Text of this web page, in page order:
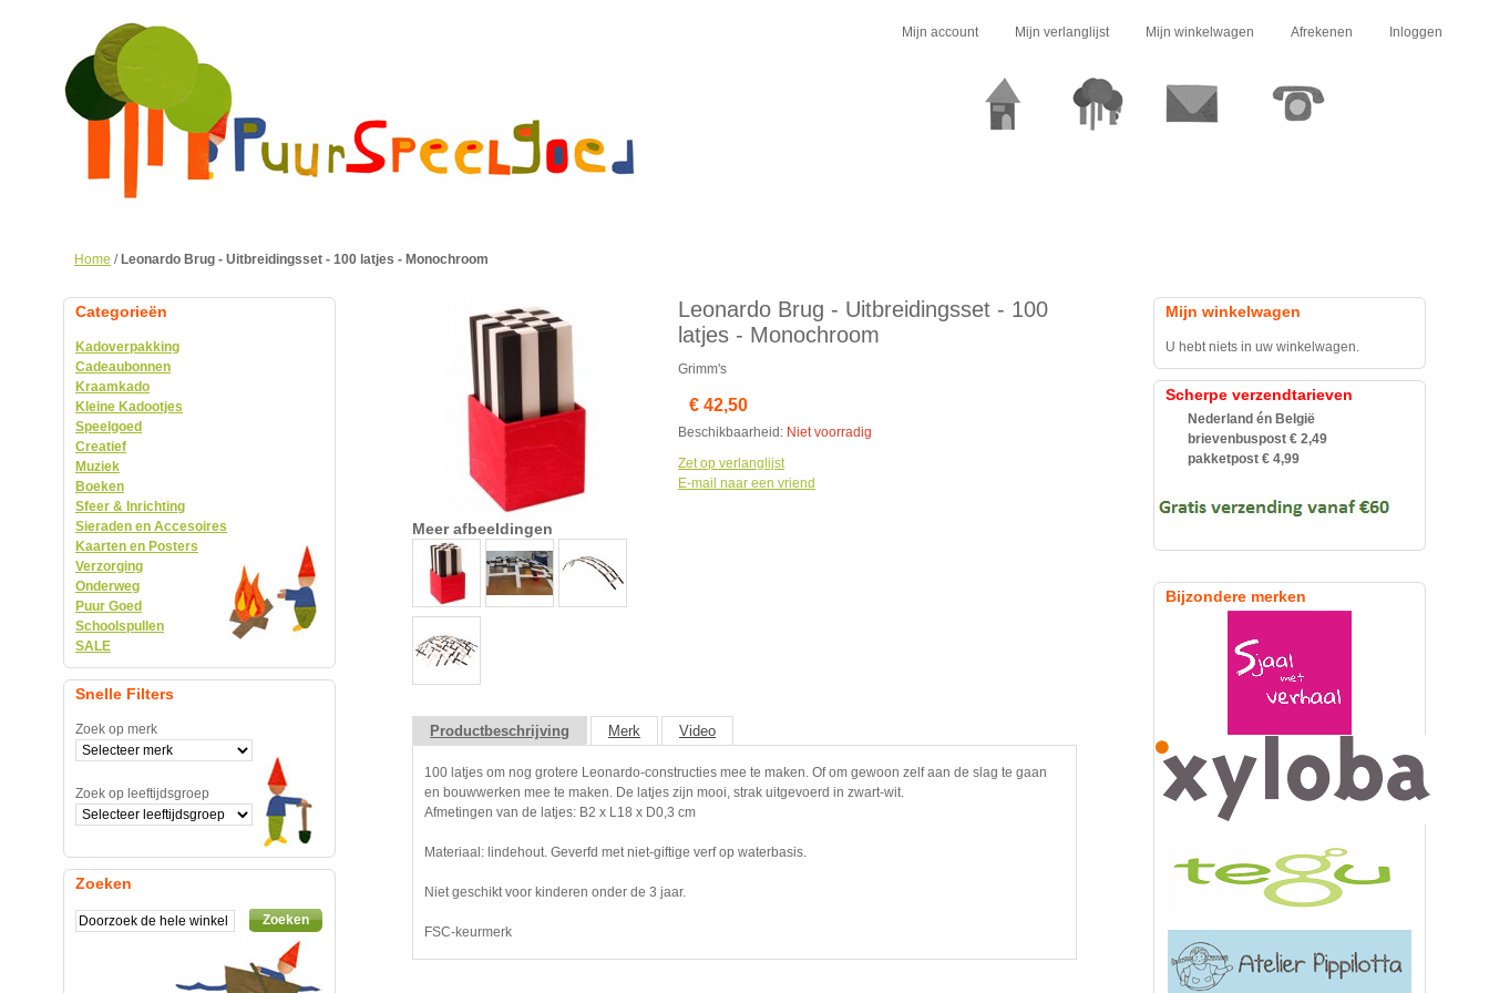
Mijn account Mijn verlanglijst Mijn winkelwagen Afrekenen Inloggen
Home / Leonardo Brug - Uitbreidingsset - 100 latjes - Monochroom
Leonardo Brug - Uitbreidingsset - 100
latjes - Monochroom
Grimm's
€ 42,50
Beschikbaarheid: Niet voorradig
Zet op verlanglijst
E-mail naar een vriend
Meer afbeeldingen
Productbeschrijving Merk Video
100 latjes om nog grotere Leonardo-constructies mee te maken. Of om gewoon zelf aan de slag te gaan
en bouwwerken mee te maken. De latjes zijn mooi, strak uitgevoerd in zwart-wit.
Afmetingen van de latjes: B2 x L18 x D0,3 cm
Materiaal: lindehout. Geverfd met niet-giftige verf op waterbasis.
Niet geschikt voor kinderen onder de 3 jaar.
FSC-keurmerk
Categorieën
Kadoverpakking
Cadeaubonnen
Kraamkado
Kleine Kadootjes
Speelgoed
Creatief
Muziek
Boeken
Sfeer & Inrichting
Sieraden en Accesoires
Kaarten en Posters
Verzorging
Onderweg
Puur Goed
Schoolspullen
SALE
Snelle Filters
Zoek op merk
Zoek op leeftijdsgroep
Zoeken
Zoeken
Mijn winkelwagen
U hebt niets in uw winkelwagen.
Scherpe verzendtarieven
Nederland én België
brievenbuspost € 2,49
pakketpost € 4,99
Bijzondere merken